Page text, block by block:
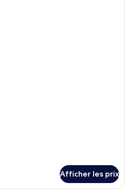
Afficher les prix